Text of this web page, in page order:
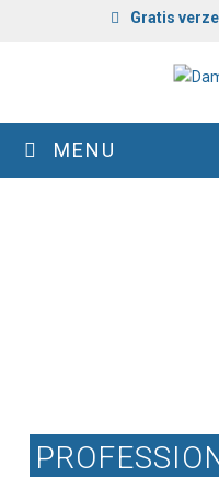
Gratis
MENU